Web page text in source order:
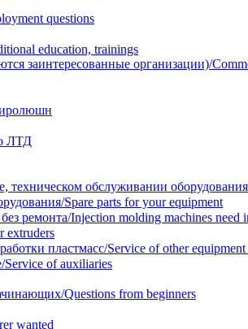
questions
education, trainings
заинтересованные организации)/
ЛТД
техническом обслуживании
Spare parts for your equipment
ремонта/Injection molding machines need
extruders
пластмасс/Service of other
of auxiliaries
Questions from beginners
wanted